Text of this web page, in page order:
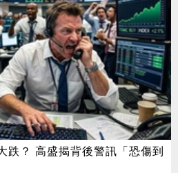
跌？ 高盛揭背後警訊「恐傷到